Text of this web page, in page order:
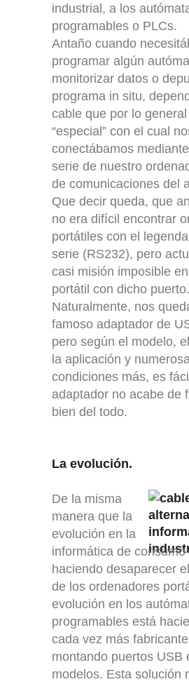
industrial, a los
programables o PLCs.
Antaño cuando
programar algún
monitorizar datos o
programa in situ,
cable que por lo general
“especial” con el cual
conectábamos
serie de nuestro
de comunicaciones del
Que decir queda, que
no era difícil encontrar
portátiles con el
serie (RS232), pero
casi misión imposible
portátil con dicho puerto.
Naturalmente, nos
famoso adaptador de
pero según el modelo,
la aplicación y
condiciones más, es
adaptador no acabe de
bien del todo.
La evolución.
De la misma
manera que la
evolución en la
informática de consumo
haciendo desaparecer
de los ordenadores
evolución en los
programables está
cada vez más
montando puertos USB
modelos. Esta solución